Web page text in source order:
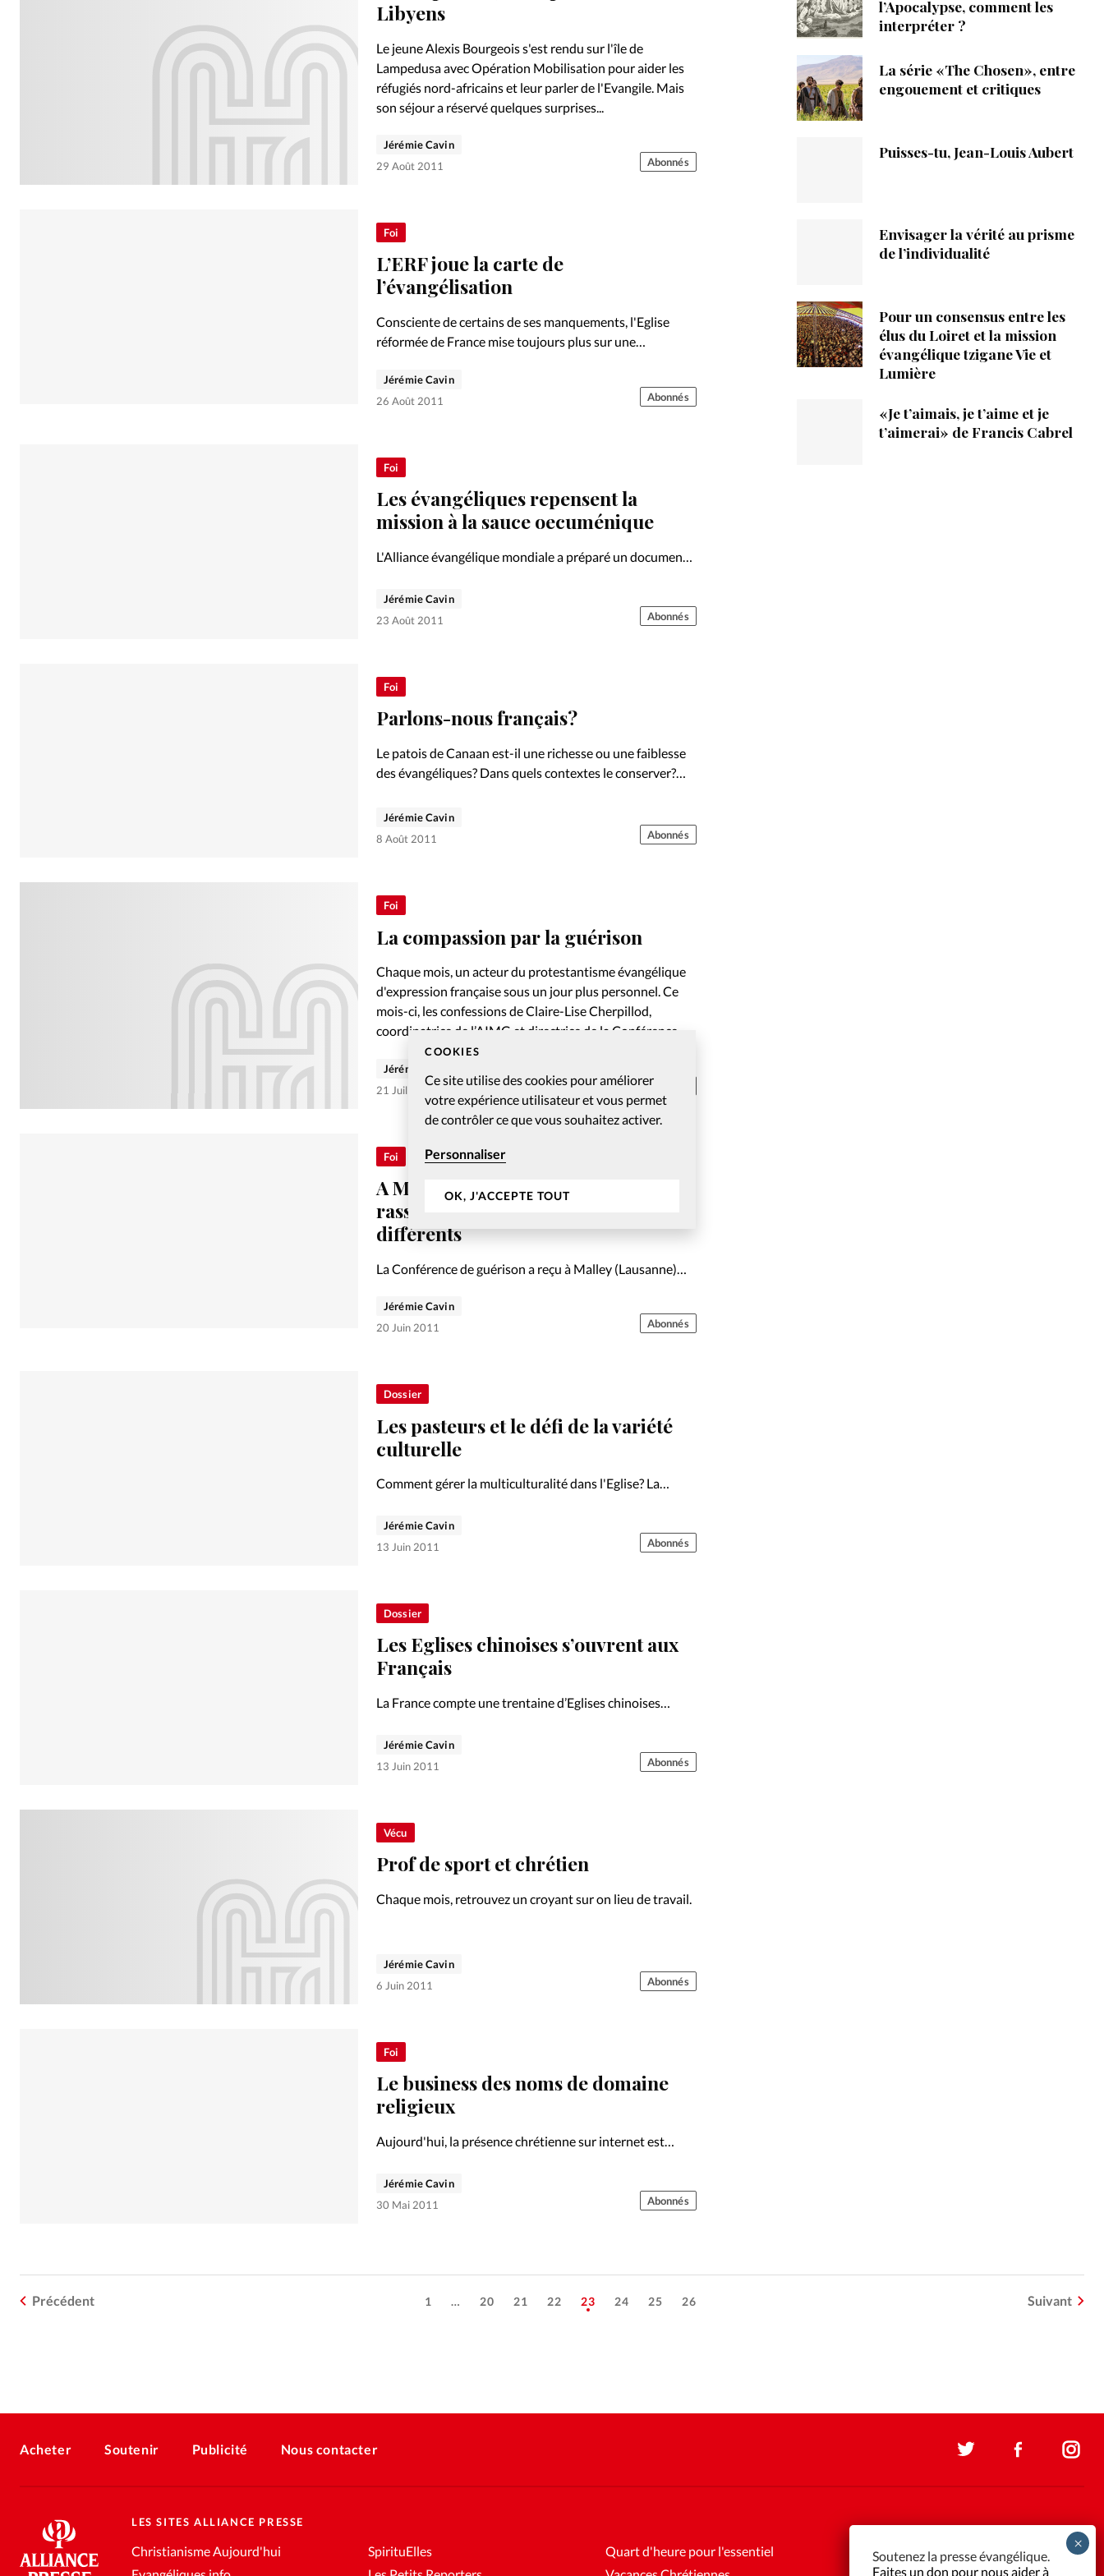
COOKIES
Ce site utilise des cookies pour améliorer
votre expérience utilisateur et vous permet
de contrôler ce que vous souhaitez activer.
Personnaliser
OK, J'ACCEPTE TOUT
Génération réveil
Monde
Opinions
Relations Aujourd'hui
Tour du monde des Eglises
La rédaction
Libyens
Le jeune Alexis Bourgeois s'est rendu sur l'île de
Lampedusa avec Opération Mobilisation pour aider les
réfugiés nord-africains et leur parler de l'Evangile. Mais
son séjour a réservé quelques surprises...
Jérémie Cavin
29 Août 2011
Abonnés
Foi
L’ERF joue la carte de
l’évangélisation
Consciente de certains de ses manquements, l'Eglise
réformée de France mise toujours plus sur une
responsabiliser les jeunes, s'ouvrir aux relations entre
générations et reformuler sa foi…
Jérémie Cavin
26 Août 2011
Abonnés
Foi
Les évangéliques repensent la
mission à la sauce oecuménique
L'Alliance évangélique mondiale a préparé un document
hautes instances de l'oecuménisme et du catholicisme.
Les évangéliques assurent que ce document est un pas
Jérémie Cavin
23 Août 2011
Abonnés
Foi
Parlons-nous français?
Le patois de Canaan est-il une richesse ou une faiblesse
des évangéliques? Dans quels contextes le conserver?
journaliste et un doyen de faculté en débattent.
Jérémie Cavin
8 Août 2011
Abonnés
Foi
La compassion par la guérison
Chaque mois, un acteur du protestantisme évangélique
d'expression française sous un jour plus personnel. Ce
mois-ci, les confessions de Claire-Lise Cherpillod,
coordinatrice de l’AIMG et directrice de la Conférence de
guérison.
Jérémie Cavin
21 Juil 2011
Abonnés
Foi
A Malley, la guérison divine
rassemble des croyants d’avis
différents
La Conférence de guérison a reçu à Malley (Lausanne)
Jérémie Cavin
20 Juin 2011
Abonnés
Dossier
Les pasteurs et le défi de la variété
culturelle
Comment gérer la multiculturalité dans l'Eglise? La
une grande sagesse pour éviter que la communauté ne se
divise, sur les options théologiques par exemple. Mais les
Jérémie Cavin
13 Juin 2011
Abonnés
Dossier
Les Eglises chinoises s’ouvrent aux
Français
La France compte une trentaine d’Eglises chinoises
l’Eglise évangélique des Chinois de Paris, Pascal Yau est
le premier pasteur chinois d’une Eglise chinoise né en
Jérémie Cavin
13 Juin 2011
Abonnés
Vécu
Prof de sport et chrétien
Chaque mois, retrouvez un croyant sur on lieu de travail.
Jérémie Cavin
6 Juin 2011
Abonnés
Foi
Le business des noms de domaine
religieux
Aujourd'hui, la présence chrétienne sur internet est
dépenser des sommes astronomiques pour un nom de
domaine qui corresponde parfaitement à leur identité.
Jérémie Cavin
30 Mai 2011
Abonnés
Précédent 1 … 20 21 22 23 24 25 26 Suivant
l’Apocalypse, comment les
interpréter ?
La série «The Chosen», entre
engouement et critiques
Puisses-tu, Jean-Louis Aubert
Envisager la vérité au prisme
de l’individualité
Pour un consensus entre les
élus du Loiret et la mission
évangélique tzigane Vie et
Lumière
«Je t’aimais, je t’aime et je
t’aimerai» de Francis Cabrel
Acheter Soutenir Publicité Nous contacter
LES SITES ALLIANCE PRESSE
Christianisme Aujourd'hui
SpirituElles
Quart d'heure pour l'essentiel
Soutenez la presse évangélique.
Faites un don pour nous aider à